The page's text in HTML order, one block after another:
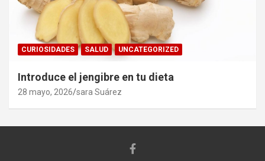
CURIOSIDADES SALUD UNCATEGORIZED
Introduce el jengibre en tu dieta
28 mayo, 2026 sara Suárez